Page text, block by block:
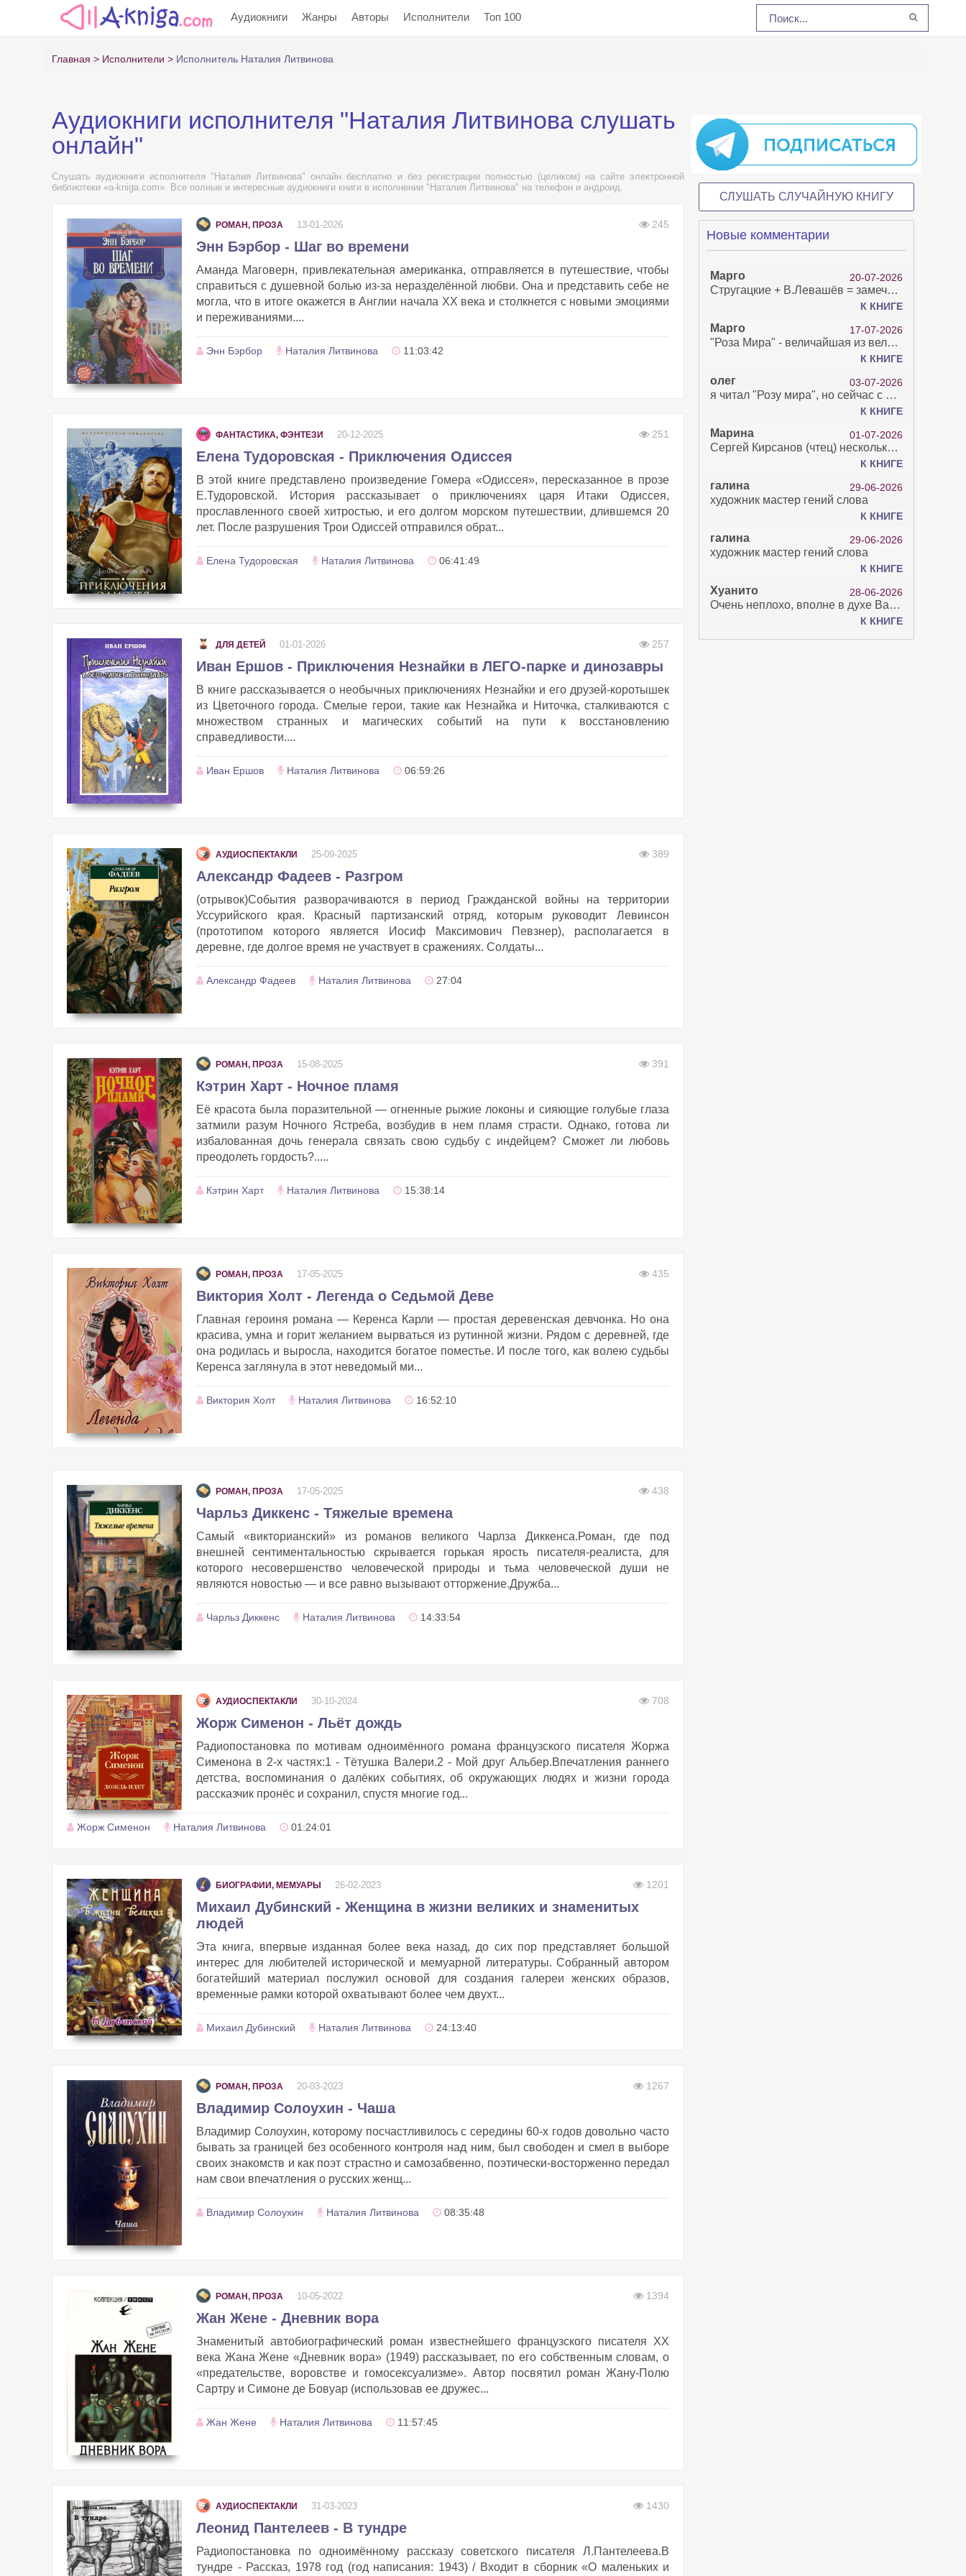
Аудиокниги Жанры Авторы Исполнители Топ 100
Главная Исполнители Исполнитель Наталия Литвинова
Аудиокниги исполнителя "Наталия Литвинова слушать
онлайн"
Слушать аудиокниги исполнителя "Наталия Литвинова" онлайн бесплатно и без регистрации полностью (целиком) на сайте электронной
библиотеки «a-kniga.com». Все полные и интересные аудиокниги книги в исполнении "Наталия Литвинова" на телефон и андроид.
РОМАН, ПРОЗА 13-01-2026 245
Энн Бэрбор - Шаг во времени
Аманда Маговерн, привлекательная американка, отправляется в путешествие, чтобы
справиться с душевной болью из-за неразделённой любви. Она и представить себе не
могла, что в итоге окажется в Англии начала XX века и столкнется с новыми эмоциями
и переживаниями....
Энн Бэрбор Наталия Литвинова 11:03:42
ФАНТАСТИКА, ФЭНТЕЗИ 20-12-2025 251
Елена Тудоровская - Приключения Одиссея
В этой книге представлено произведение Гомера «Одиссея», пересказанное в прозе
Е.Тудоровской. История рассказывает о приключениях царя Итаки Одиссея,
прославленного своей хитростью, и его долгом морском путешествии, длившемся 20
лет. После разрушения Трои Одиссей отправился обрат...
Елена Тудоровская Наталия Литвинова 06:41:49
ДЛЯ ДЕТЕЙ 01-01-2026 257
Иван Ершов - Приключения Незнайки в ЛЕГО-парке и динозавры
В книге рассказывается о необычных приключениях Незнайки и его друзей-коротышек
из Цветочного города. Смелые герои, такие как Незнайка и Ниточка, сталкиваются с
множеством странных и магических событий на пути к восстановлению
справедливости....
Иван Ершов Наталия Литвинова 06:59:26
АУДИОСПЕКТАКЛИ 25-09-2025 389
Александр Фадеев - Разгром
(отрывок)События разворачиваются в период Гражданской войны на территории
Уссурийского края. Красный партизанский отряд, которым руководит Левинсон
(прототипом которого является Иосиф Максимович Певзнер), располагается в
деревне, где долгое время не участвует в сражениях. Солдаты...
Александр Фадеев Наталия Литвинова 27:04
РОМАН, ПРОЗА 15-08-2025 391
Кэтрин Харт - Ночное пламя
Её красота была поразительной — огненные рыжие локоны и сияющие голубые глаза
затмили разум Ночного Ястреба, возбудив в нем пламя страсти. Однако, готова ли
избалованная дочь генерала связать свою судьбу с индейцем? Сможет ли любовь
преодолеть гордость?.....
Кэтрин Харт Наталия Литвинова 15:38:14
РОМАН, ПРОЗА 17-05-2025 435
Виктория Холт - Легенда о Седьмой Деве
Главная героиня романа — Керенса Карли — простая деревенская девчонка. Но она
красива, умна и горит желанием вырваться из рутинной жизни. Рядом с деревней, где
она родилась и выросла, находится богатое поместье. И после того, как волею судьбы
Керенса заглянула в этот неведомый ми...
Виктория Холт Наталия Литвинова 16:52:10
РОМАН, ПРОЗА 17-05-2025 438
Чарльз Диккенс - Тяжелые времена
Самый «викторианский» из романов великого Чарлза Диккенса.Роман, где под
внешней сентиментальностью скрывается горькая ярость писателя-реалиста, для
которого несовершенство человеческой природы и тьма человеческой души не
являются новостью — и все равно вызывают отторжение.Дружба...
Чарльз Диккенс Наталия Литвинова 14:33:54
АУДИОСПЕКТАКЛИ 30-10-2024 708
Жорж Сименон - Льёт дождь
Радиопостановка по мотивам одноимённого романа французского писателя Жоржа
Сименона в 2-х частях:1 - Тётушка Валери.2 - Мой друг Альбер.Впечатления раннего
детства, воспоминания о далёких событиях, об окружающих людях и жизни города
рассказчик пронёс и сохранил, спустя многие год...
Жорж Сименон Наталия Литвинова 01:24:01
БИОГРАФИИ, МЕМУАРЫ 26-02-2023 1201
Михаил Дубинский - Женщина в жизни великих и знаменитых
людей
Эта книга, впервые изданная более века назад, до сих пор представляет большой
интерес для любителей исторической и мемуарной литературы. Собранный автором
богатейший материал послужил основой для создания галереи женских образов,
временные рамки которой охватывают более чем двухт...
Михаил Дубинский Наталия Литвинова 24:13:40
РОМАН, ПРОЗА 20-03-2023 1267
Владимир Солоухин - Чаша
Владимир Солоухин, которому посчастливилось с середины 60-х годов довольно часто
бывать за границей без особенного контроля над ним, был свободен и смел в выборе
своих знакомств и как поэт страстно и самозабвенно, поэтически-восторженно передал
нам свои впечатления о русских женщ...
Владимир Солоухин Наталия Литвинова 08:35:48
РОМАН, ПРОЗА 10-05-2022 1394
Жан Жене - Дневник вора
Знаменитый автобиографический роман известнейшего французского писателя ХХ
века Жана Жене «Дневник вора» (1949) рассказывает, по его собственным словам, о
«предательстве, воровстве и гомосексуализме». Автор посвятил роман Жану-Полю
Сартру и Симоне де Бовуар (использовав ее дружес...
Жан Жене Наталия Литвинова 11:57:45
АУДИОСПЕКТАКЛИ 31-03-2023 1430
Леонид Пантелеев - В тундре
Радиопостановка по одноимённому рассказу советского писателя Л.Пантелеева.В
тундре - Рассказ, 1978 год (год написания: 1943) / Входит в сборник «О маленьких и
СЛУШАТЬ СЛУЧАЙНУЮ КНИГУ
Новые комментарии
Марго 20-07-2026
Стругацкие + В.Левашёв = замечательно!
К КНИГЕ
Марго 17-07-2026
"Роза Мира" - величайшая из великих Книг - она отвечает на все вопросы, прочитать её нелегко...
К КНИГЕ
олег 03-07-2026
я читал "Розу мира", но сейчас с возрастом зрение рухнуло. Но хочется ещё почитать. Просто захватывает. Хорошо, что есть А КНИГА. Спасибо за вашу работу.
К КНИГЕ
Марина 01-07-2026
Сергей Кирсанов (чтец) несколько раз рыгнул в микрофон. В наушниках это было хорошо слышно и сильно неприятно. Я понимаю, что это бесплатная аудиокнига, но не до такой же степени наплевать на слушателя..
К КНИГЕ
галина 29-06-2026
художник мастер гений слова
К КНИГЕ
галина 29-06-2026
художник мастер гений слова
К КНИГЕ
Хуанито 28-06-2026
Очень неплохо, вполне в духе Варго!)
К КНИГЕ